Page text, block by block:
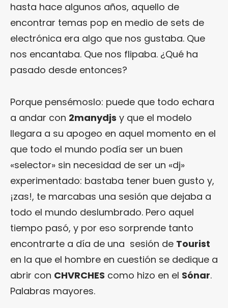
hasta hace algunos años, aquello de
encontrar temas pop en medio de sets de
electrónica era algo que nos gustaba. Que
nos encantaba. Que nos flipaba. ¿Qué ha
pasado desde entonces?
Porque pensémoslo: puede que todo echara
a andar con 2manydjs y que el modelo
llegara a su apogeo en aquel momento en el
que todo el mundo podía ser un buen
«selector» sin necesidad de ser un «dj»
experimentado: bastaba tener buen gusto y,
¡zas!, te marcabas una sesión que dejaba a
todo el mundo deslumbrado. Pero aquel
tiempo pasó, y por eso sorprende tanto
encontrarte a día de una sesión de Tourist
en la que el hombre en cuestión se dedique a
abrir con CHVRCHES como hizo en el Sónar.
Palabras mayores.